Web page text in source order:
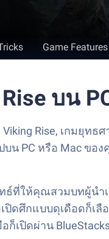
Game Features
บน
Rise, เกมยุท
น PC หรือ Mac ขอ
ธ์ที่ให้คุณสวมบทผู้นำ
ปิดศึกแบบดุเดือดก็เ
เปิดผ่าน